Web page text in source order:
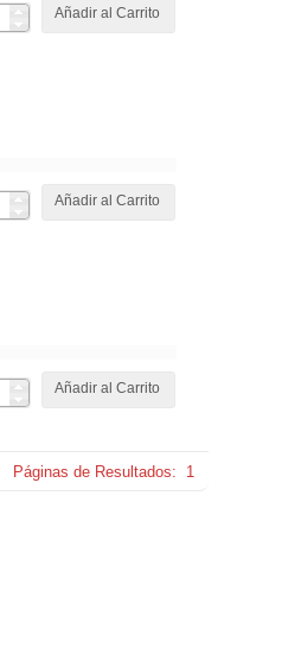
Añadir al Carrito
Añadir al Carrito
Añadir al Carrito
Páginas de Resultados: 1